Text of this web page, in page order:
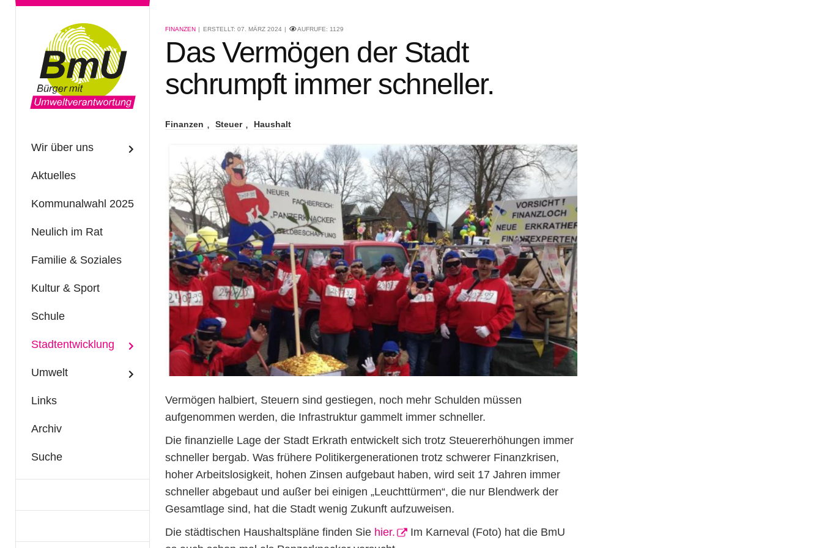
Wir über uns
Aktuelles
Kommunalwahl 2025
Neulich im Rat
Familie & Soziales
Kultur & Sport
Schule
Stadtentwicklung
Umwelt
Links
Archiv
Suche
FINANZEN ERSTELLT: 07. MÄRZ 2024 AUFRUFE: 1129
Das Vermögen der Stadt
schrumpft immer schneller.
Finanzen Steuer Haushalt
Vermögen halbiert, Steuern sind gestiegen, noch mehr Schulden müssen
aufgenommen werden, die Infrastruktur gammelt immer schneller.
Die finanzielle Lage der Stadt Erkrath entwickelt sich trotz Steuererhöhungen immer
schneller bergab. Was frühere Politikergenerationen trotz schwerer Finanzkrisen,
hoher Arbeitslosigkeit, hohen Zinsen aufgebaut haben, wird seit 17 Jahren immer
schneller abgebaut und außer bei einigen „Leuchttürmen“, die nur Blendwerk der
Gesamtlage sind, hat die Stadt wenig Zukunft aufzuweisen.
Die städtischen Haushaltspläne finden Sie hier.
Im Karneval (Foto) hat die BmU